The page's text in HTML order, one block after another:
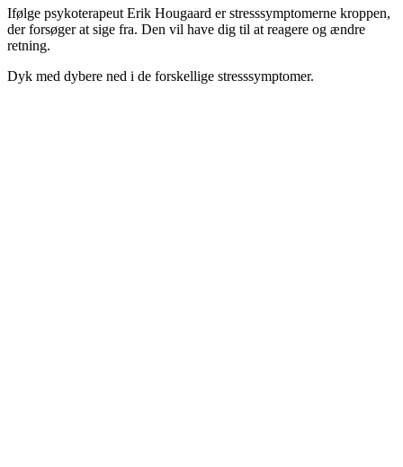
Ifølge psykoterapeut Erik Hougaard er stresssymptomerne kroppen,
der forsøger at sige fra. Den vil have dig til at reagere og ændre
retning.
Dyk med dybere ned i de forskellige stresssymptomer.